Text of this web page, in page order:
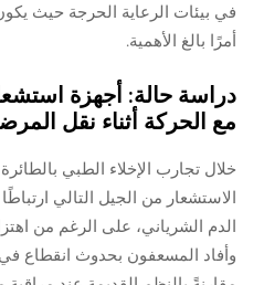
في بيئات الرعاية الحرجة حيث
أمرًا بالغ الأهمية.
مع الحركة أثناء نقل
خلال تجارب الإخلاء الطبي
الدم الشرياني، على الرغم من